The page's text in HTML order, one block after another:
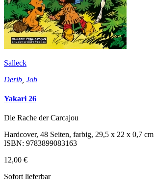
Salleck
Derib Job
Yakari 26
Die Rache der Carcajou
Hardcover, 48 Seiten, farbig, 29,5 x 22 x 0,7 cm
ISBN: 9783899083163
12,00 €
Sofort lieferbar